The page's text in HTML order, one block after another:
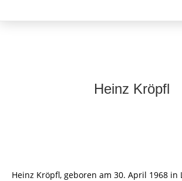
Heinz Kröpfl
Heinz Kröpfl, geboren am 30. April 1968 in